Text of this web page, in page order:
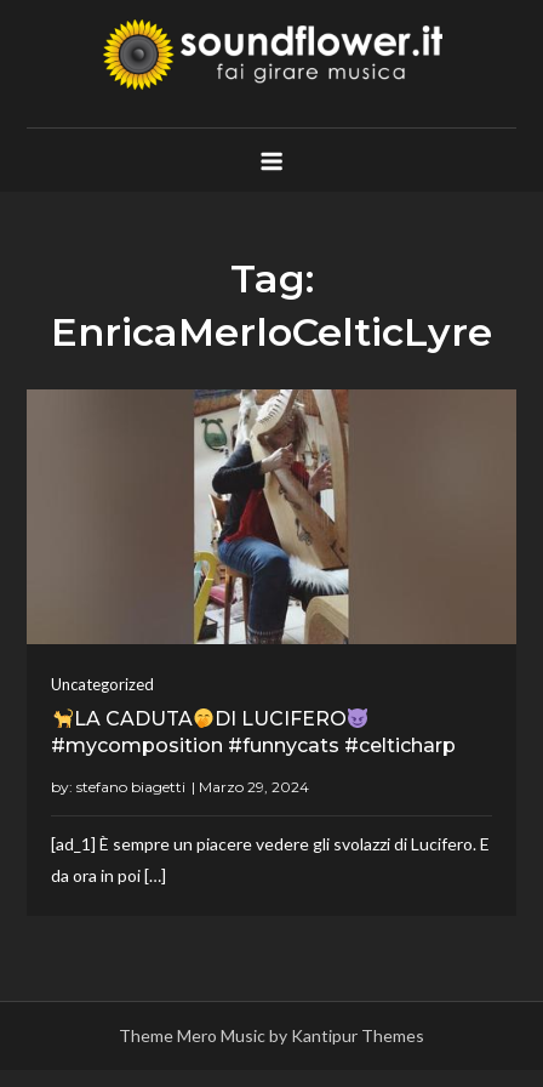
Soundflower.it
Fai Girare Musica
Tag:
EnricaMerloCelticLyre
Uncategorized
LA CADUTA
DI LUCIFERO
#mycomposition #funnycats #celticharp
by:stefano biagetti
[ad_1] È sempre un piacere vedere gli svolazzi di Lucifero. E
da ora in poi […]
Theme Mero Music by Kantipur Themes